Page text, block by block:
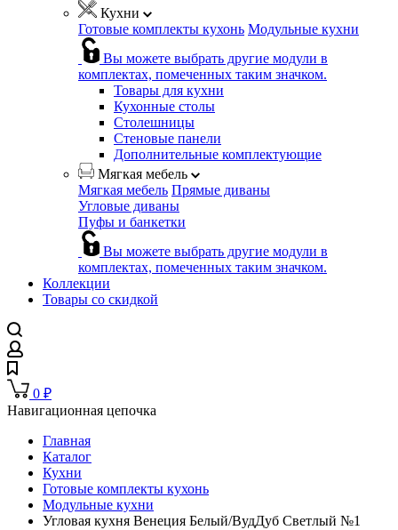
Кухни
Готовые комплекты кухонь Модульные кухни
Вы можете выбрать другие модули в
комплектах, помеченных таким значком.
Товары для кухни
Кухонные столы
Столешницы
Стеновые панели
Дополнительные комплектующие
Мягкая мебель
Мягкая мебель Прямые диваны
Угловые диваны
Пуфы и банкетки
Вы можете выбрать другие модули в
комплектах, помеченных таким значком.
Коллекции
Товары со скидкой
0 ₽
Навигационная цепочка
Главная
Каталог
Кухни
Готовые комплекты кухонь
Модульные кухни
Угловая кухня Венеция Белый/ВудДуб Светлый №1